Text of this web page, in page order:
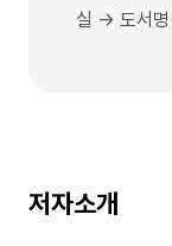
실 → 도서명
저자소개